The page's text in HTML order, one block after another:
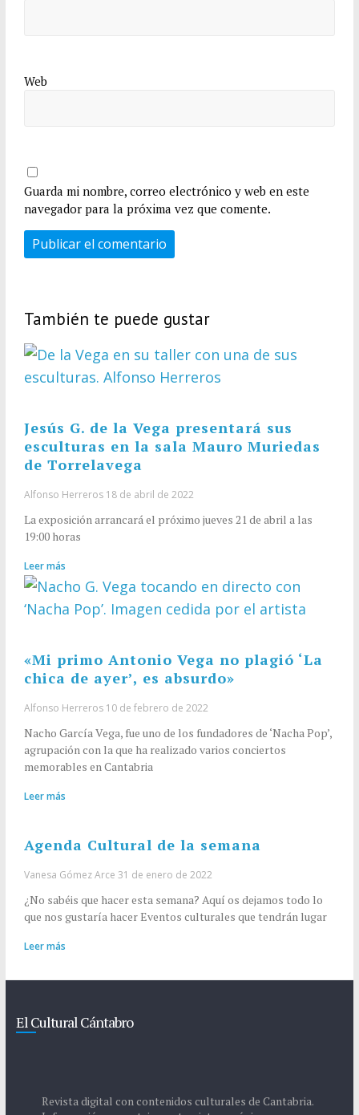
Web
Guarda mi nombre, correo electrónico y web en este
navegador para la próxima vez que comente.
También te puede gustar
Jesús G. de la Vega presentará sus
esculturas en la sala Mauro Muriedas
de Torrelavega
Alfonso Herreros 18 de abril de 2022
La exposición arrancará el próximo jueves 21 de abril a las
19:00 horas
Leer más
«Mi primo Antonio Vega no plagió ‘La
chica de ayer’, es absurdo»
Alfonso Herreros 10 de febrero de 2022
Nacho García Vega, fue uno de los fundadores de ‘Nacha Pop’,
agrupación con la que ha realizado varios conciertos
memorables en Cantabria
Leer más
Agenda Cultural de la semana
Vanesa Gómez Arce 31 de enero de 2022
¿No sabéis que hacer esta semana? Aquí os dejamos todo lo
que nos gustaría hacer Eventos culturales que tendrán lugar
Leer más
El Cultural Cántabro
Revista digital con contenidos culturales de Cantabria.